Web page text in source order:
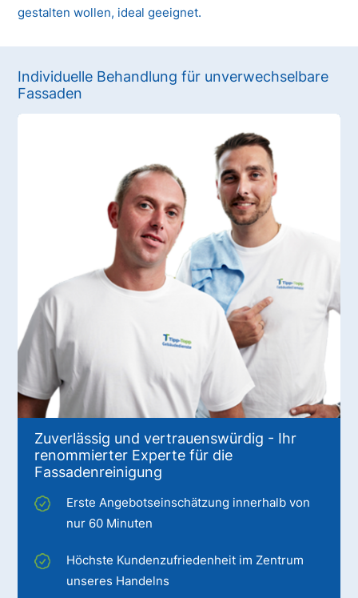
gestalten wollen, ideal geeignet.
Individuelle Behandlung für unverwechselbare
Fassaden
Zuverlässig und vertrauenswürdig - Ihr
renommierter Experte für die
Fassadenreinigung
Erste Angebotseinschätzung innerhalb von
nur 60 Minuten
Höchste Kundenzufriedenheit im Zentrum
unseres Handelns